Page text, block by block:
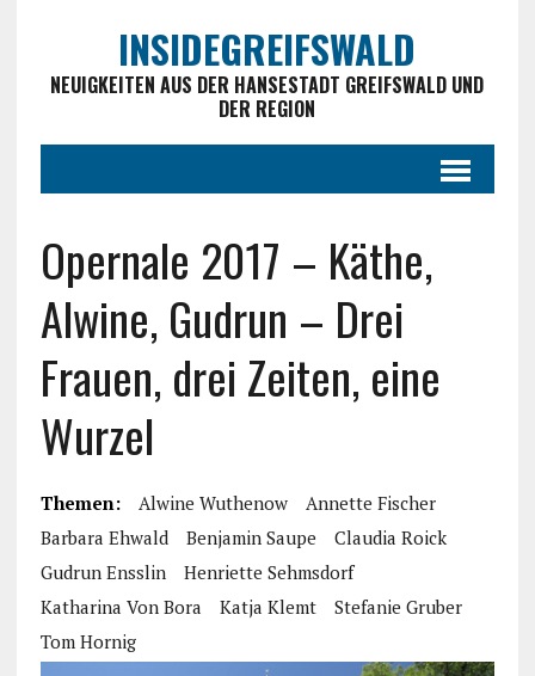
INSIDEGREIFSWALD
NEUIGKEITEN AUS DER HANSESTADT GREIFSWALD UND
DER REGION
Opernale 2017 – Käthe,
Alwine, Gudrun – Drei
Frauen, drei Zeiten, eine
Wurzel
Themen: Alwine Wuthenow
Annette Fischer
Barbara Ehwald
Benjamin Saupe
Claudia Roick
Gudrun Ensslin
Henriette Sehmsdorf
Katharina Von Bora
Katja Klemt
Stefanie Gruber
Tom Hornig